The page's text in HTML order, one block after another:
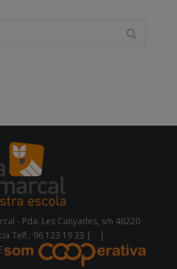
- Pda. Les Canyades, s/n 46220
Telf.: 96 123 19 33 |
|